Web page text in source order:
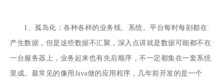
1、孤岛化：各种各样的业务线、系统、平台每时每刻都在
产生数据，但是这些数据不汇聚，深入点讲就是数据可能都不在
一台服务器上，业务起来也有先后顺序，不一定都集在一套系统
里成。最常见的像用Java做的应用程序，几年前开发的是一个